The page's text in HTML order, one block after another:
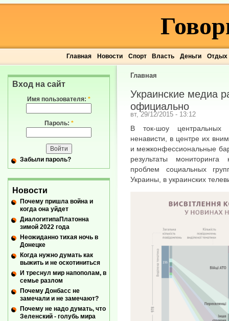
Главная Новости Спорт Власть Деньги Отдых
Главная
Украинские медиа
официально
вт, 29/12/2015 - 13:12
В ток-шоу центральных
ненависти, в центре их
и межконфессиональные
результаты мониторинга
проблем социальных
Украины, в украинских
Вход на сайт
Имя пользователя: *
Пароль: *
Забыли пароль?
Новости
Почему пришла война и
когда она уйдет
ДиалогитипаПлатонна
зимой 2022 года
Неожиданно тихая ночь в
Донецке
Когда нужно думать как
выжить и не оскотиниться
И треснул мир напополам, в
семье разлом
Почему Донбасс не
замечали и не замечают?
Почему не надо думать, что
Зеленский - голубь мира